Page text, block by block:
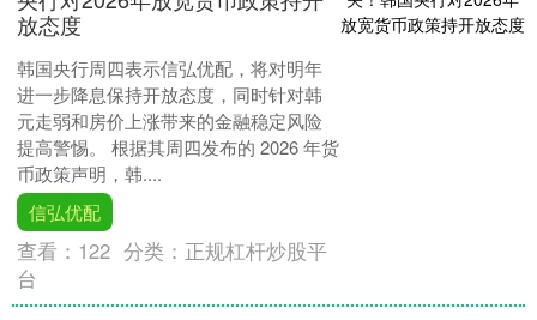
放态度
韩国央行周四表示信弘优配，将对明年
进一步降息保持开放态度，同时针对韩
元走弱和房价上涨带来的金融稳定风险
提高警惕。 根据其周四发布的 2026 年货
币政策声明，韩....
信弘优配
查看： 122 分类： 正规杠杆炒股平
台